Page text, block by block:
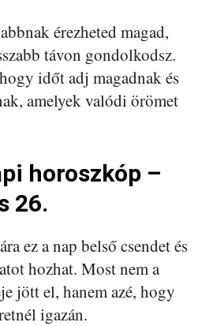
érezheted magad,
távon gondolkodsz.
időt adj magadnak és
amelyek valódi örömet
horoszkóp –
26.
ez a nap belső csendet és
hozhat. Most nem a
jött el, hanem azé, hogy
igazán.